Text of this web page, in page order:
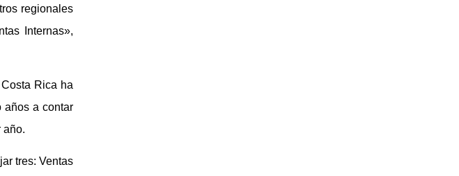
regionales
Internas»,
Rica ha
años a contar
año.
tres: Ventas